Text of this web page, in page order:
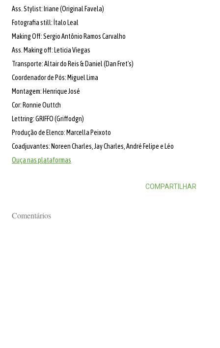
Ass. Stylist: Iriane (Original Favela)
Fotografia still: Ítalo Leal
Making Off: Sergio Antônio Ramos Carvalho
Ass. Making off: Leticia Viegas
Transporte: Altair do Reis & Daniel (Dan Fret's)
Coordenador de Pós: Miguel Lima
Montagem: Henrique José
Cor: Ronnie Outtch
Lettring: GRIFFO (Griffodgn)
Produção de Elenco: Marcella Peixoto
Coadjuvantes: Noreen Charles, Jay Charles, André Felipe e Léo
Ouça nas plataformas
COMPARTILHAR
Comentários